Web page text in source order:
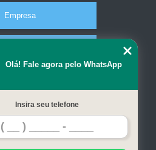
Empresa
Contato
Olá! Fale agora pelo WhatsApp
Insira seu telefone